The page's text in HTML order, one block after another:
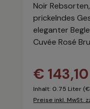
Noir
prickelndes
eleganter
Cuvée Rosé
€ 143,10
Inhalt: 0.75 Liter
Preise inkl. MwSt.